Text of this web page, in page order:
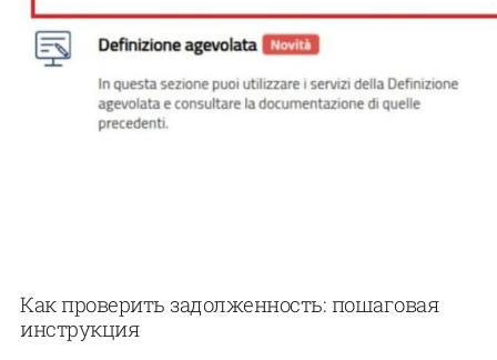
Как проверить задолженность: пошаговая
инструкция